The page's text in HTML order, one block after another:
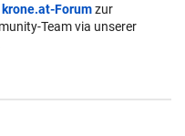
krone.at-Forumzur
Team via unserer